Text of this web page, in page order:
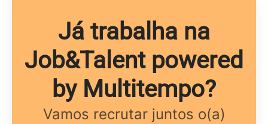
Já trabalha na
Job&Talent powered
by Multitempo?
Vamos recrutar juntos o(a)